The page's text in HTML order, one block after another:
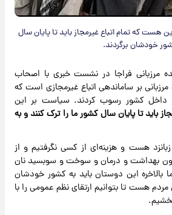
هست که تمام اتباع غیرمجاز باید تا پایان سال
خودشان برگردند.
مرزبانی فراجا در نشست خبری با اصحاب
بر ساماندهی اتباع غیرمجازی است که
کشور رسوب کردند. سیاست بر این
باید تا پایان سال کشور ما را ترک کنند و به
هست و هزینه‌ای از کسی نگرفتیم و از
بهداشت و درمان و سوخت و سوبسید نان
بالاخره این دوستان باید به کشور خودشان
هست تا بتوانیم ارتقای نظم عمومی را با